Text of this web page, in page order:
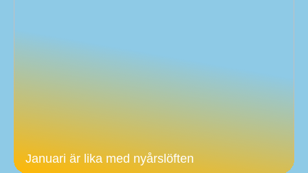
Januari är lika med nyårslöften